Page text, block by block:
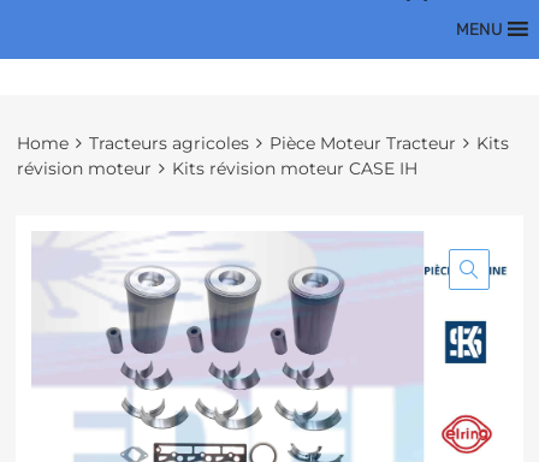
MENU
Home Tracteurs agricoles Pièce Moteur Tracteur
Kits
révision moteur
Kits révision moteur CASE IH